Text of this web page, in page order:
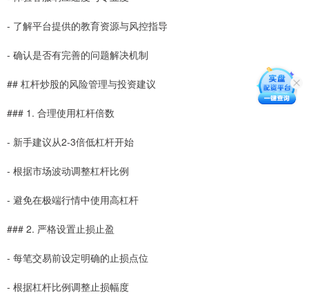
- 了解平台提供的教育资源与风控指导
- 确认是否有完善的问题解决机制
## 杠杆炒股的风险管理与投资建议
### 1. 合理使用杠杆倍数
- 新手建议从2-3倍低杠杆开始
- 根据市场波动调整杠杆比例
- 避免在极端行情中使用高杠杆
### 2. 严格设置止损止盈
- 每笔交易前设定明确的止损点位
- 根据杠杆比例调整止损幅度